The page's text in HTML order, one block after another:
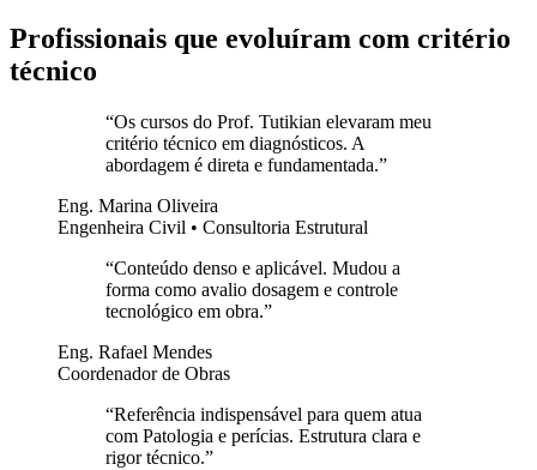
Profissionais que evoluíram com critério
técnico
“Os cursos do Prof. Tutikian elevaram meu
critério técnico em diagnósticos. A
abordagem é direta e fundamentada.”
Eng. Marina Oliveira
Engenheira Civil • Consultoria Estrutural
“Conteúdo denso e aplicável. Mudou a
forma como avalio dosagem e controle
tecnológico em obra.”
Eng. Rafael Mendes
Coordenador de Obras
“Referência indispensável para quem atua
com Patologia e perícias. Estrutura clara e
rigor técnico.”